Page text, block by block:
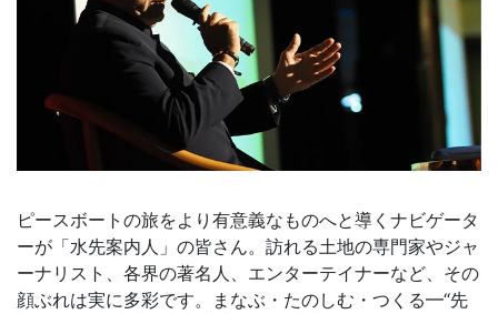
ピースボートの旅をより有意義なものへと導くナビゲータ
ーが「水先案内人」の皆さん。訪れる土地の専門家やジャ
ーナリスト、各界の著名人、エンターテイナーなど、その
顔ぶれは実に多彩です。まなぶ・たのしむ・つくる━“先